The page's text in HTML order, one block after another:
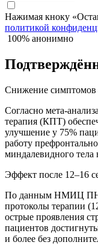
Нажимая кноку
политикой
100% анонимно
Снижение симптомов
Согласно мета-
терапия (КПТ)
улучшение у 75%
работу
миндалевидного
Эффект после 12–16
По данным НМИЦ ПН
протоколы терапии
острые проявления
пациентов
и более без